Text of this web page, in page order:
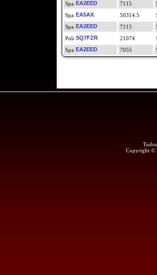
EA2EED
7115
EA5AX
50314.5
EA2EED
7115
SQ7FZR
21074
EA2EED
7055
Copyright ©